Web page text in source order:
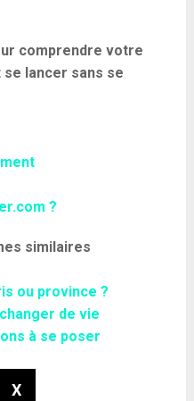
comprendre votre
se lancer sans se
?
similaires
ou province ?
de vie
à se poser
X